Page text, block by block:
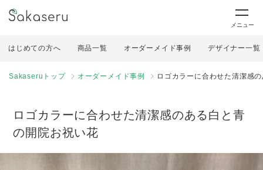
メニュー
はじめての方へ 商品一覧 オーダーメイド事例 デザイナー一覧
Sakaseruトップ オーダーメイド事例 ロゴカラーに合わせた清潔感
ロゴカラーに合わせた清潔感のある白と青
の開院お祝い花